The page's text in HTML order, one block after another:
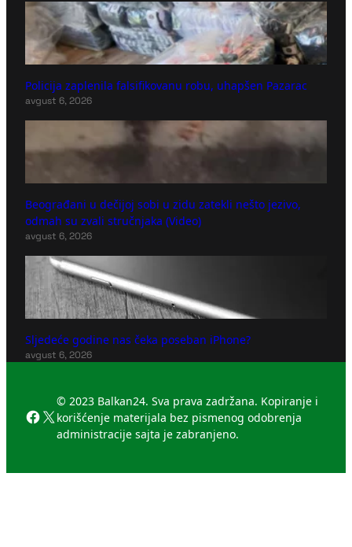
Policija zaplenila falsifikovanu robu, uhapšen Pazarac
avgust 6, 2026
Beograđani u dečijoj sobi u zidu zatekli nešto jezivo,
odmah su zvali stručnjaka (Video)
avgust 6, 2026
Sljedeće godine nas čeka poseban iPhone?
avgust 6, 2026
Facebook
X
© 2023 Balkan24. Sva prava zadržana. Kopiranje i
korišćenje materijala bez pismenog odobrenja
administracije sajta je zabranjeno.